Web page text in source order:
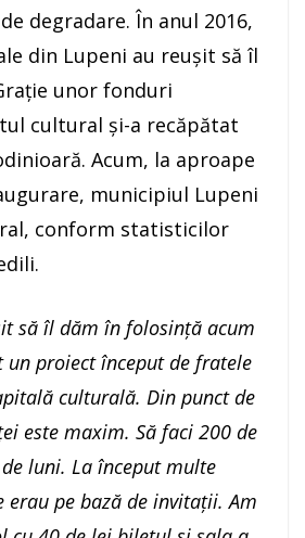
degradare. În anul 2016,
din Lupeni au reușit să îl
unor fonduri
cultural și-a recăpătat
Acum, la aproape
municipiul Lupeni
conform statisticilor
să îl dăm în folosință acum
un proiect început de fratele
culturală. Din punct de
este maxim. Să faci 200 de
luni. La început multe
erau pe bază de invitații. Am